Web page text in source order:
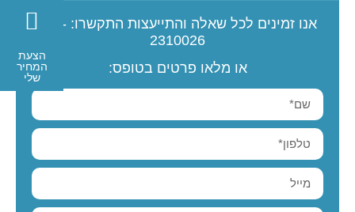
אנו זמינים לכל שאלה והתייעצות התקשרו: 077-
2310026
או מלאו פרטים בטופס:
הצעת
המחיר
שלי